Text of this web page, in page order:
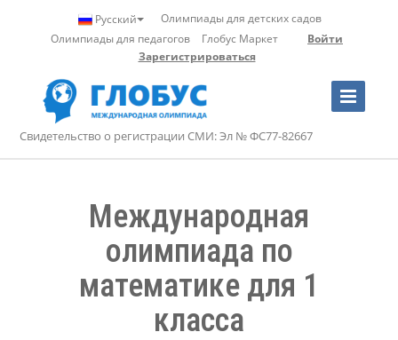
Русский
Олимпиады для детских садов
Олимпиады для педагогов
Глобус Маркет
Войти
Зарегистрироваться
Toggle
Navigation
Свидетельство о регистрации СМИ: Эл № ФС77-82667
Международная
олимпиада по
математике для 1
класса